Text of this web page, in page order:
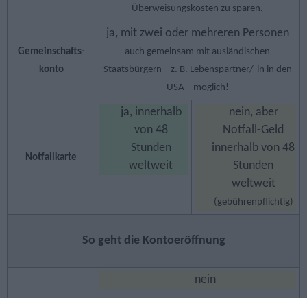
Überweisungskosten zu sparen.
Gemeinschafts­
konto
ja, mit zwei oder mehreren Personen
auch gemeinsam mit ausländischen
Staatsbürgern – z. B. Lebenspartner/-in in den
USA – möglich!
Notfallkarte
ja, innerhalb
von 48
Stunden
weltweit
nein, aber
Notfall-Geld
innerhalb von 48
Stunden
weltweit
(gebührenpflichtig)
So geht die Kontoeröffnung
nein